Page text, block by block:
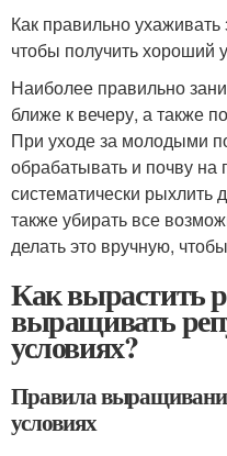
Как правильно
чтобы получить хороший
Наиболее правильно
ближе к вечеру, а также
При уходе за молодыми
обрабатывать и почву на
систематически
также убирать все
делать это вручную,
Как вырастить
выращивать
условиях?
Правила
условиях